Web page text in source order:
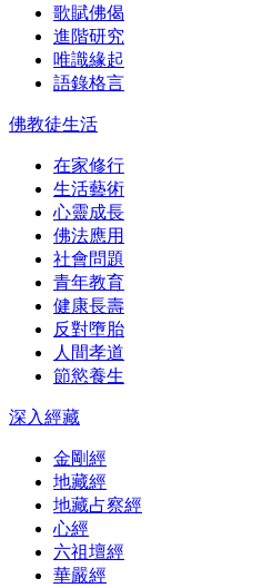
歌賦佛偈
進階研究
唯識緣起
語錄格言
佛教徒生活
在家修行
生活藝術
心靈成長
佛法應用
社會問題
青年教育
健康長壽
反對墮胎
人間孝道
節慾養生
深入經藏
金剛經
地藏經
地藏占察經
心經
六祖壇經
華嚴經